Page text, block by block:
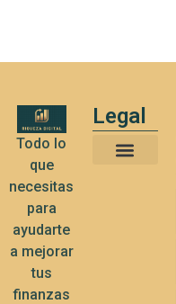
Todo lo
que
necesitas
para
ayudarte
a mejorar
tus
finanzas
Legal